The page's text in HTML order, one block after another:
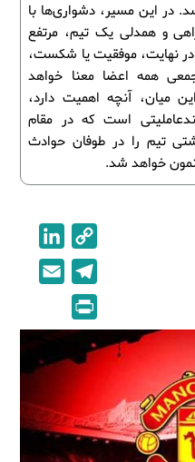
در این مسیر، دشواری‌ها با
و همدلی یک تیم، مرتفع
نهایت، موفقیت یا شکست،
همه اعضا معنا خواهد
میان، آنچه اهمیت دارد،
است که در مقام
تیم را در طوفان حوادث
خواهد شد.
o
p
y
L
i
n
k
i
n
e
d
n
e
l
g
r
a
m
l
r
i
n
t